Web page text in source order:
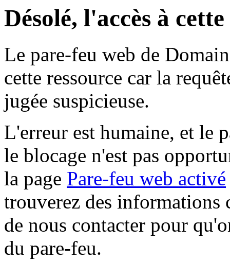
Désolé, l'accès à
Le pare-feu web de
cette ressource car la
jugée suspicieuse.
L'erreur est humaine, et le
le blocage n'est pas
la page Pare-feu web activé
trouverez des informations
de nous contacter pour
du pare-feu.